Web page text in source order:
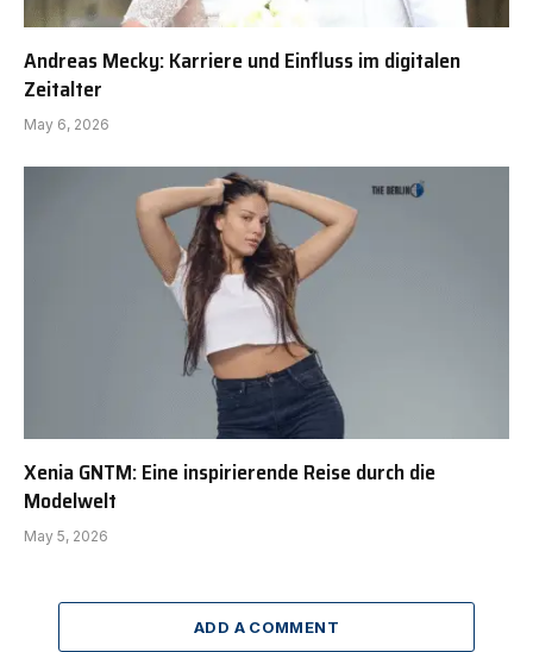
Andreas Mecky: Karriere und Einfluss im digitalen
Zeitalter
May 6, 2026
Xenia GNTM: Eine inspirierende Reise durch die
Modelwelt
May 5, 2026
ADD A COMMENT